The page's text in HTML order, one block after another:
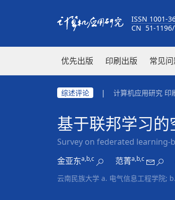
ISSN 1001-
CN 51-1196/
优先出版 印刷出版 常见
综述评论 | 计算机应用研究 印
基于联邦学习
Survey on federated
金亚东a,b,c 范菁a,b,c
云南民族大学 a. 电气信息工程学院;